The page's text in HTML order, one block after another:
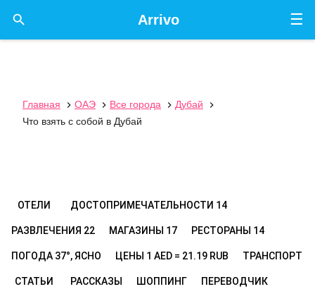
☰
Arrivo

Главная  ОАЭ  Все города  Дубай

Что взять с собой в Дубай
ОТЕЛИ ДОСТОПРИМЕЧАТЕЛЬНОСТИ 14
РАЗВЛЕЧЕНИЯ 22 МАГАЗИНЫ 17 РЕСТОРАНЫ 14
ПОГОДА 37°, ЯСНО ЦЕНЫ 1 AED = 21.19 RUB ТРАНСПОРТ
СТАТЬИ РАССКАЗЫ ШОППИНГ ПЕРЕВОДЧИК